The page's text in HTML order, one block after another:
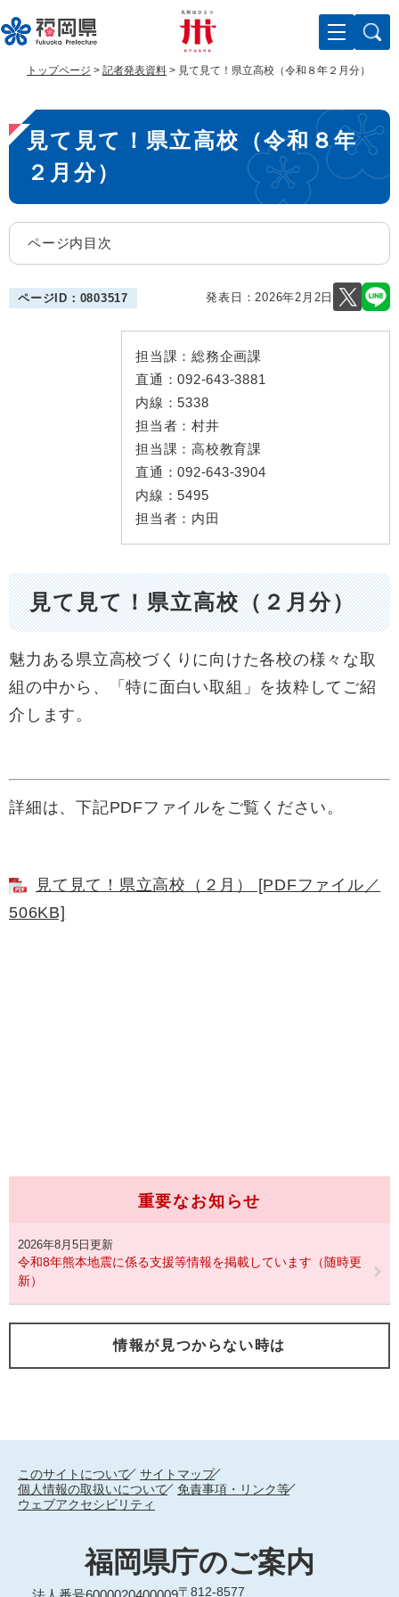
ー
ジ
で
す
ニ
ュ
ば
し
文
トップページ > 記者発表資料 > 見て見て！県立高校（令和８年２月分）
本
文
見て見て！県立高校（令和８年
２月分）
ページ内目次
ページID：0803517 発表日：2026年2月2日
担当課： 総務企画課
直通：092-643-3881
内線：5338
担当者： 村井
担当課： 高校教育課
直通：092-643-3904
内線：5495
担当者： 内田
見て見て！県立高校（２月分）
魅力ある県立高校づくりに向けた各校の様々な取
組の中から、「特に面白い取組」を抜粋してご紹
介します。
詳細は、下記PDFファイルをご覧ください。
見て見て！県立高校（２月） [PDFファイル／
506KB]
重要なお知らせ
2026年8月5日更新
令和8年熊本地震に係る支援等情報を掲載しています（随時更
新）
情報が見つからない時は
このサイトについて
サイトマップ
個人情報の取扱いについて
免責事項・リンク等
ウェブアクセシビリティ
福岡県庁のご案内
〒812-8577